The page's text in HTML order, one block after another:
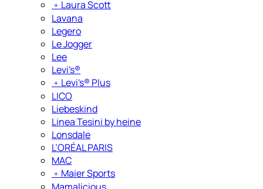
﹢ Laura Scott
Lavana
Legero
Le Jogger
Lee
Levi's®
﹢ Levi's® Plus
LICO
Liebeskind
Linea Tesini by heine
Lonsdale
L’ORÉAL PARIS
MAC
﹢ Maier Sports